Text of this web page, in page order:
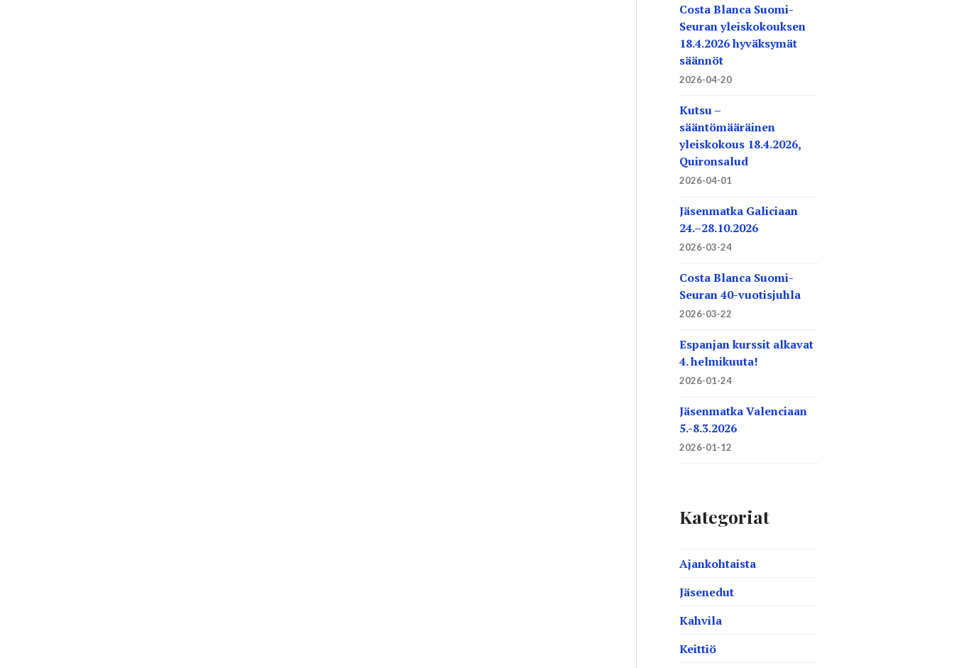
Costa Blanca Suomi-
Seuran yleiskokouksen
18.4.2026 hyväksymät
säännöt
2026-04-20
Kutsu –
sääntömääräinen
yleiskokous 18.4.2026,
Quironsalud
2026-04-01
Jäsenmatka Galiciaan
24.–28.10.2026
2026-03-24
Costa Blanca Suomi-
Seuran 40-vuotisjuhla
2026-03-22
Espanjan kurssit alkavat
4. helmikuuta!
2026-01-24
Jäsenmatka Valenciaan
5.-8.3.2026
2026-01-12
Kategoriat
Ajankohtaista
Jäsenedut
Kahvila
Keittiö